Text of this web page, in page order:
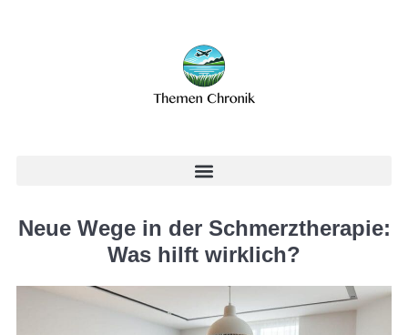
Neue Wege in der Schmerztherapie:
Was hilft wirklich?